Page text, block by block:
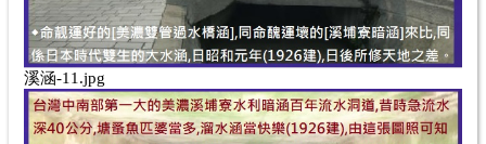
溪涵-11.jpg